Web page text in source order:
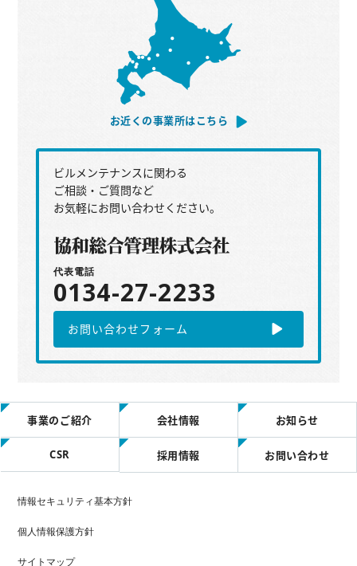
お近くの事業所はこちら
ビルメンテナンスに関わる
ご相談・ご質問など
お気軽にお問い合わせください。
代表電話
0134-27-2233
お問い合わせフォーム
事業のご紹介 会社情報 お知らせ
CSR 採用情報 お問い合わせ
情報セキュリティ基本方針
個人情報保護方針
サイトマップ